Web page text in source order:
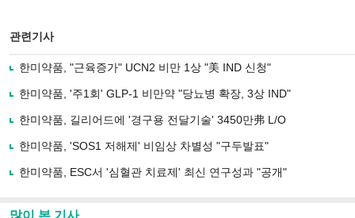
관련기사
한미약품, "근육증가" UCN2 비만 1상 "美 IND 신청"
한미약품, '주1회' GLP-1 비만약 "당뇨병 확장, 3상 IND"
한미약품, 길리어드에 '경구용 전달기술' 3450만弗 L/O
한미약품, 'SOS1 저해제' 비임상 차별성 "구두발표"
한미약품, ESC서 '심혈관 치료제' 최신 연구성과 "공개"
많이 본 기사